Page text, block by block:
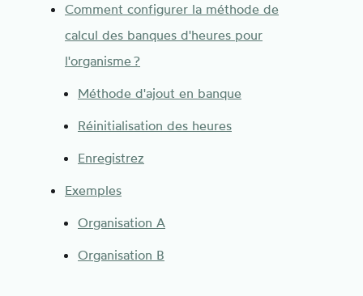
Comment configurer la méthode de
calcul des banques d'heures pour
l'organisme ?
Méthode d'ajout en banque
Réinitialisation des heures
Enregistrez
Exemples
Organisation A
Organisation B